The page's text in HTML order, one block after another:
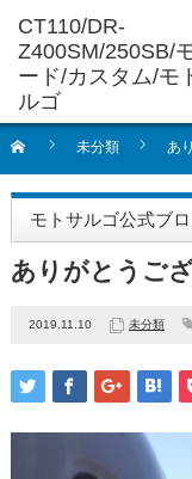
未分類 あ
モトサルゴ公式ブ
ありがとうご
2019.11.10 未分類